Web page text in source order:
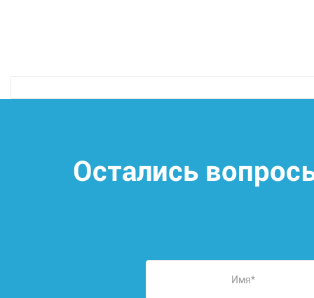
Остались